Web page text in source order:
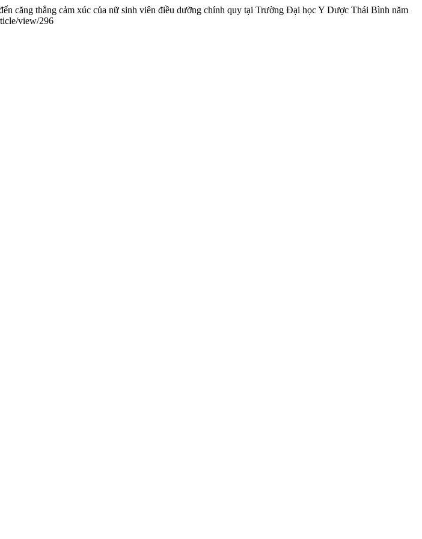
căng thẳng cảm xúc của nữ sinh viên điều dưỡng chính quy tại Trường Đại học Y Dược Thái Bình năm
view/296